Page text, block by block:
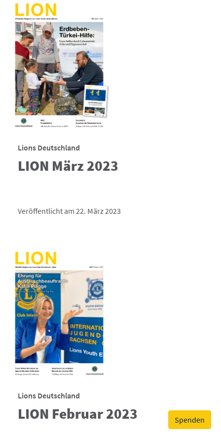
Spenden
Lions Deutschland
LION März 2023
Veröffentlicht am 22. März 2023
Lions Deutschland
LION Februar 2023